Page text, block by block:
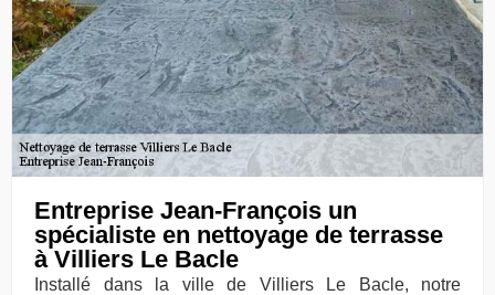
Entreprise Jean-François un
spécialiste en nettoyage de terrasse
à Villiers Le Bacle
Installé dans la ville de Villiers Le Bacle, notre